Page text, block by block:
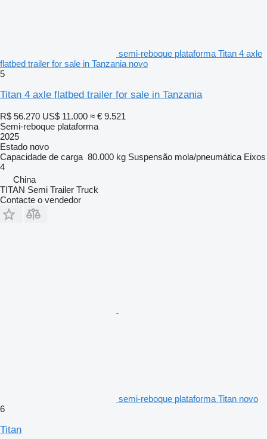
semi-reboque plataforma Titan 4 axle
flatbed trailer for sale in Tanzania novo
5
Titan 4 axle flatbed trailer for sale in Tanzania
R$ 56.270 US$ 11.000 ≈ € 9.521
Semi-reboque plataforma
2025
Estado novo
Capacidade de carga 80.000 kg Suspensão mola/pneumática Eixos
4
China
TITAN Semi Trailer Truck
Contacte o vendedor
semi-reboque plataforma Titan novo
6
Titan